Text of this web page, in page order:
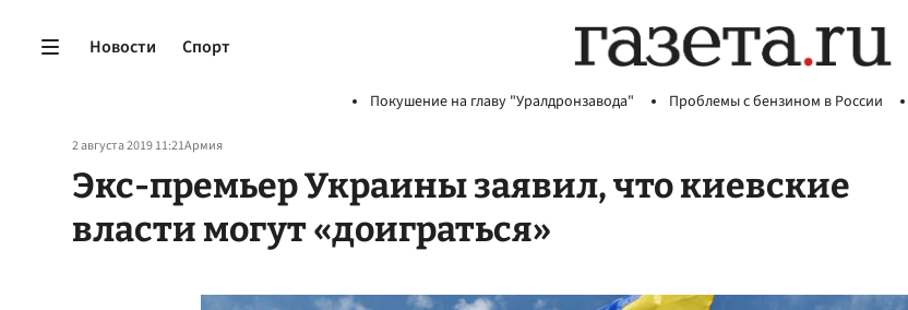
Новости Спорт
Покушение на главу "Уралдронзавода" Проблемы с бензином в России
2 августа 2019 11:21Армия
Экс-премьер Украины заявил, что киевские
власти могут «доиграться»